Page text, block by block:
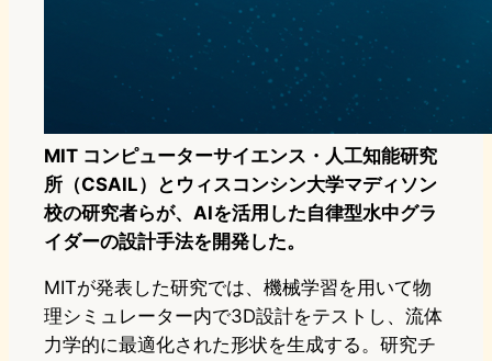
MIT コンピューターサイエンス・人工知能研究
所（CSAIL）とウィスコンシン大学マディソン
校の研究者らが、AIを活用した自律型水中グラ
イダーの設計手法を開発した。
MITが発表した研究では、機械学習を用いて物
理シミュレーター内で3D設計をテストし、流体
力学的に最適化された形状を生成する。研究チ